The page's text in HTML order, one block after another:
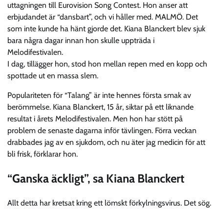
uttagningen till Eurovision Song Contest. Hon anser att
erbjudandet är “dansbart”, och vi håller med. MALMÖ. Det
som inte kunde ha hänt gjorde det. Kiana Blanckert blev sjuk
bara några dagar innan hon skulle uppträda i
Melodifestivalen.
I dag, tillägger hon, stod hon mellan repen med en kopp och
spottade ut en massa slem.
Populariteten för “Talang” är inte hennes första smak av
berömmelse. Kiana Blanckert, 15 år, siktar på ett liknande
resultat i årets Melodifestivalen. Men hon har stött på
problem de senaste dagarna inför tävlingen. Förra veckan
drabbades jag av en sjukdom, och nu äter jag medicin för att
bli frisk, förklarar hon.
“Ganska äckligt”, sa Kiana Blanckert
Allt detta har kretsat kring ett lömskt förkylningsvirus. Det sög.